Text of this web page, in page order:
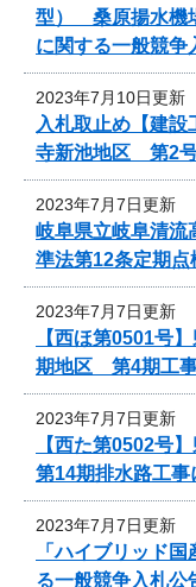
型） 桑原揚水機
に関する一般競争
2023年7月10日更新
入札取止め【建
寺新池地区 第2
2023年7月7日更新
岐阜県立岐阜清流
準法第12条定期点
2023年7月7日更新
【西ほ第0501号
期地区 第4期工
2023年7月7日更新
【西た第0502号
第14期排水路工
2023年7月7日更新
「ハイブリッド
る一般競争入札公